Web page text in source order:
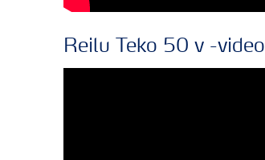
Reilu Teko 50 v -video